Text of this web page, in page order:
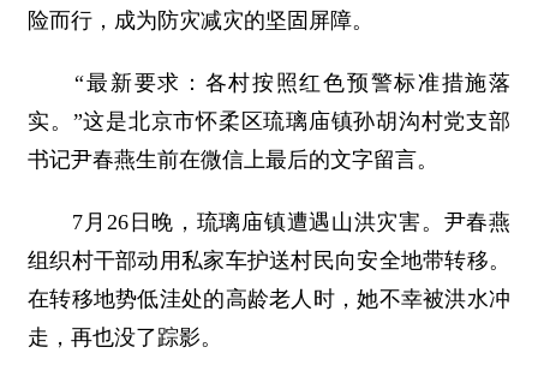
险而行，成为防灾减灾的坚固屏障。
“最新要求：各村按照红色预警标准措施落
实。”这是北京市怀柔区琉璃庙镇孙胡沟村党支部
书记尹春燕生前在微信上最后的文字留言。
7月26日晚，琉璃庙镇遭遇山洪灾害。尹春燕
组织村干部动用私家车护送村民向安全地带转移。
在转移地势低洼处的高龄老人时，她不幸被洪水冲
走，再也没了踪影。